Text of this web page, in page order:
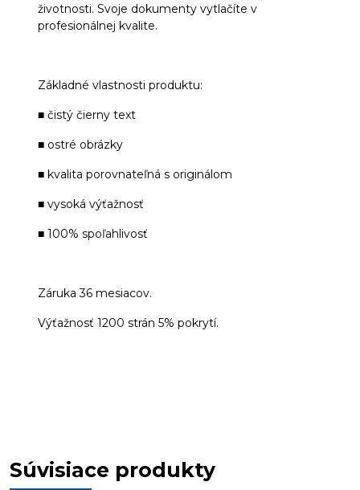
životnosti. Svoje dokumenty vytlačíte v
profesionálnej kvalite.
Základné vlastnosti produktu:
■ čistý čierny text
■ ostré obrázky
■ kvalita porovnateľná s originálom
■ vysoká výťažnosť
■ 100% spoľahlivosť
Záruka 36 mesiacov.
Výťažnosť 1200 strán 5% pokrytí.
Súvisiace produkty